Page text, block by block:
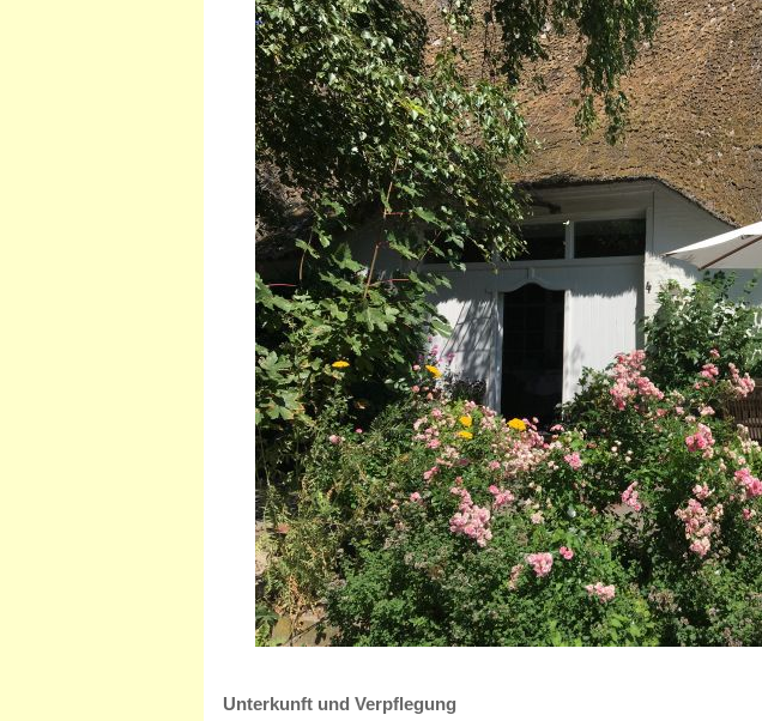
Unterkunft und Verpflegung